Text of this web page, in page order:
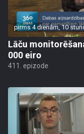
pirms 4 dienām, 10
Lāču
000 eiro
411. epizode